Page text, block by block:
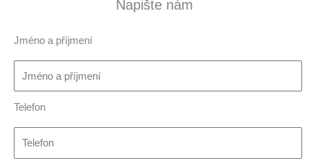
Napište nám
Jméno a příjmení
Telefon